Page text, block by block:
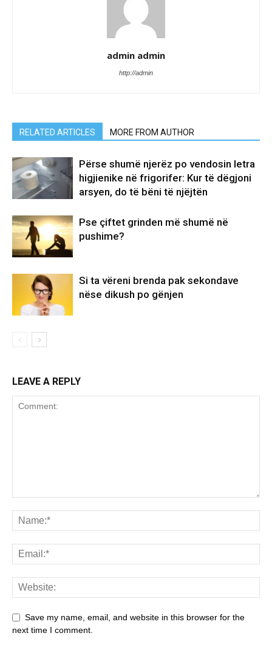
admin admin
http://admin
RELATED ARTICLES MORE FROM AUTHOR
Përse shumë njerëz po vendosin letra
higjienike në frigorifer: Kur të dëgjoni
arsyen, do të bëni të njëjtën
Pse çiftet grinden më shumë në
pushime?
Si ta vëreni brenda pak sekondave
nëse dikush po gënjen
LEAVE A REPLY
Save my name, email, and website in this browser for the
next time I comment.